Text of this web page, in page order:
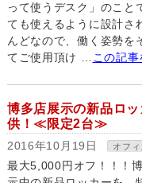
って使うデスク」のこと
ても使えるように設計さ
んどなので、働く姿勢を
てご使用頂け …
この記
博多店展示の新品ロ
供！≪限定2台≫
2016年10月19日 オフ
最大5,000円オフ！！！